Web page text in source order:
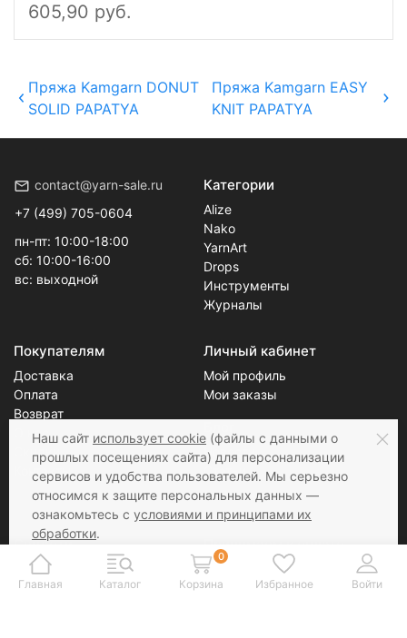
605,90 руб.
Пряжа Kamgarn DONUT
SOLID PAPATYA
Пряжа Kamgarn EASY
KNIT PAPATYA
contact@yarn-sale.ru
+7 (499) 705-0604
пн-пт: 10:00-18:00
сб: 10:00-16:00
вс: выходной
Категории
Alize
Nako
YarnArt
Drops
Инструменты
Журналы
Покупателям
Доставка
Оплата
Возврат
О нас
Скидки
Контакты
Личный кабинет
Мой профиль
Мои заказы
Новости
Статьи
Соцсети
Наш сайт использует cookie (файлы с данными о
прошлых посещениях сайта) для персонализации
сервисов и удобства пользователей. Мы серьезно
относимся к защите персональных данных —
ознакомьтесь с условиями и принципами их
обработки.
Вы можете запретить сохранение cookie в
настройках своего браузера.
Главная Каталог
0
Корзина Избранное Войти